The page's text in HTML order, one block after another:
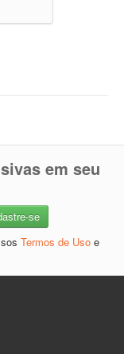
em seu
Termos de Uso e